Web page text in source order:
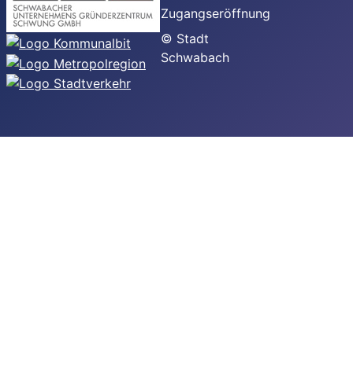
Zugangseröffnung
© Stadt
Schwabach